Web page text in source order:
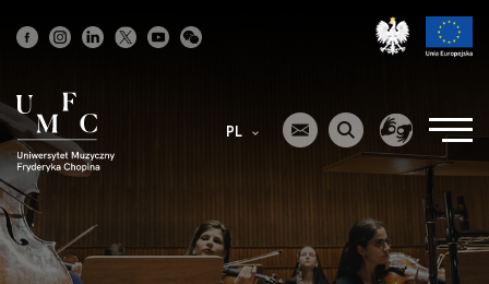
główna
PL